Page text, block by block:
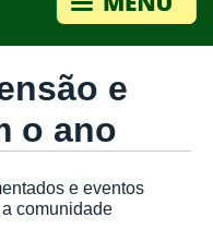
e
o ano
e eventos
comunidade